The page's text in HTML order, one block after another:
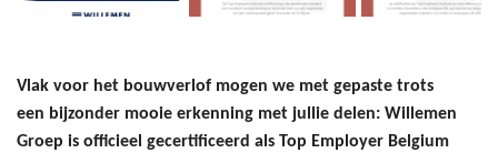
Vlak voor het bouwverlof mogen we met gepaste trots
een bijzonder mooie erkenning met jullie delen: Willemen
Groep is officieel gecertificeerd als Top Employer Belgium